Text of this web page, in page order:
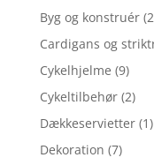
Byg og konstruér
Cardigans og
Cykelhjelme (9)
Cykeltilbehør (2)
Dækkeservietter (1)
Dekoration (7)